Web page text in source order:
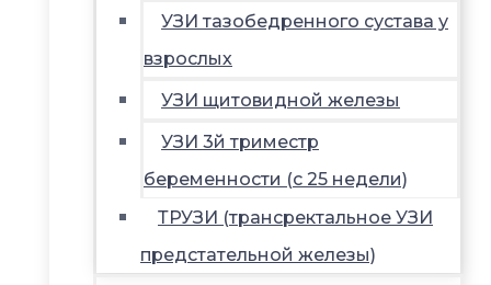
УЗИ тазобедренного сустава у
взрослых
УЗИ щитовидной железы
УЗИ 3й триместр
беременности (с 25 недели)
ТРУЗИ (трансректальное УЗИ
предстательной железы)